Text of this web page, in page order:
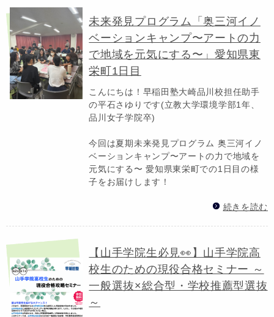
未来発見プログラム「奥三河イノ
ベーションキャンプ〜アートの力
で地域を元気にする〜」愛知県東
栄町1日目
こんにちは！早稲田塾大崎品川校担任助手
の平石さゆりです(立教大学環境学部1年、
品川女子学院卒)
今回は夏期未来発見プログラム 奥三河イノ
ベーションキャンプ〜アートの力で地域を
元気にする〜 愛知県東栄町での1日目の様
子をお届けします！
続きを読む
【山手学院生必見👀】山手学院高
校生のための現役合格セミナー ～
一般選抜×総合型・学校推薦型選抜
～